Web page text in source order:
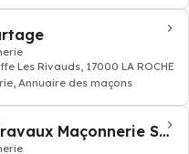
Les Rivauds, 17000 LA
Annuaire des maçons
ATMS (Amorim Travaux Maçonnerie Services)